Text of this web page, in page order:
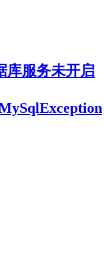
库服务未开启